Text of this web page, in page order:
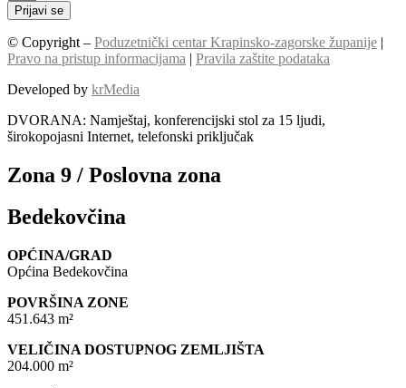
Prijavi se
© Copyright – Poduzetnički centar Krapinsko-zagorske županije |
Pravo na pristup informacijama | Pravila zaštite podataka
Developed by krMedia
DVORANA: Namještaj, konferencijski stol za 15 ljudi,
širokopojasni Internet, telefonski priključak
Zona 9 / Poslovna zona
Bedekovčina
OPĆINA/GRAD
Općina Bedekovčina
POVRŠINA ZONE
451.643 m²
VELIČINA DOSTUPNOG ZEMLJIŠTA
204.000 m²